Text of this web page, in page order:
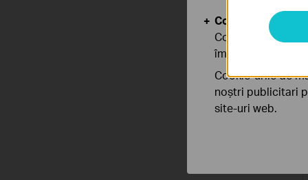
Cookie-uri de
Cookie-urile de
îmbunătăți și
Cookie-urile de
noștri publicitari
site-uri web.